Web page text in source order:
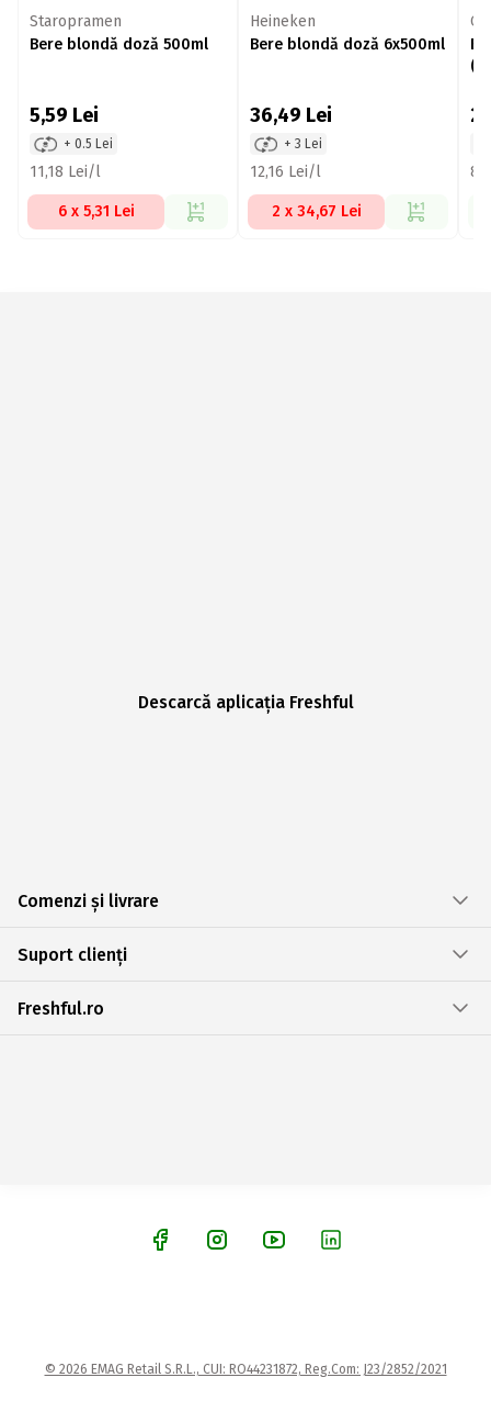
Staropramen
Bere blondă doză 500ml
5,59 Lei
+ 0.5 Lei
11,18 Lei/l
6 x 5,31 Lei
Heineken
Bere blondă doză 6x500ml
36,49 Lei
+ 3 Lei
12,16 Lei/l
2 x 34,67 Lei
Descarcă aplicația Freshful
Comenzi și livrare
Suport clienți
Freshful.ro
© 2026 EMAG Retail S.R.L., CUI: RO44231872, Reg.Com: J23/2852/2021